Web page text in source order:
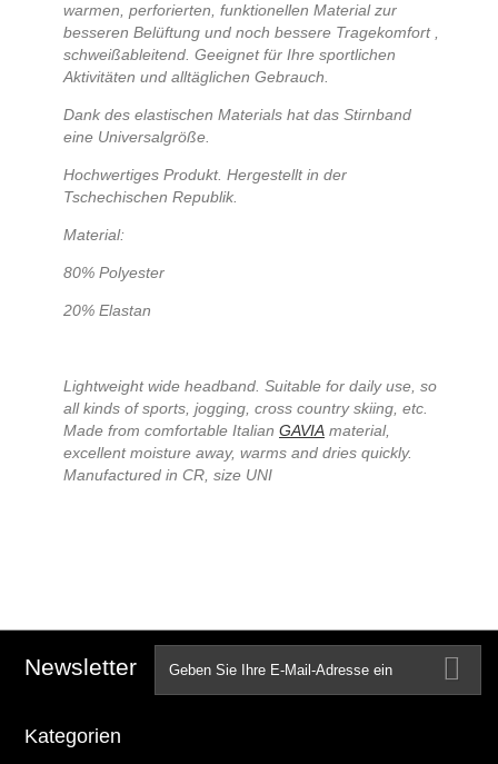
warmen, perforierten, funktionellen Material zur
besseren Belüftung und noch bessere Tragekomfort ,
schweißableitend. Geeignet für Ihre sportlichen
Aktivitäten und alltäglichen Gebrauch.
Dank des elastischen Materials hat das Stirnband
eine Universalgröße.
Hochwertiges Produkt. Hergestellt in der
Tschechischen Republik.
Material:
80% Polyester
20% Elastan
Lightweight wide headband. Suitable for daily use, so
all kinds of sports, jogging, cross country skiing, etc.
Made from comfortable Italian GAVIA material,
excellent moisture away, warms and dries quickly.
Manufactured in CR, size UNI
Newsletter
Kategorien